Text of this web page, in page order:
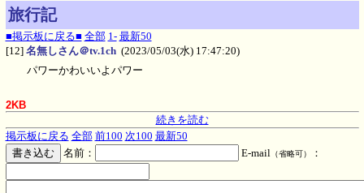
旅行記
■掲示板に戻る■ 全部 1- 最新50
[12] 名無しさん＠tv.1ch (2023/05/03(水) 17:47:20)
パワーかわいいよパワー
2KB
続きを読む
掲示板に戻る 全部 前100 次100 最新50
名前：
E-mail（省略可） ：